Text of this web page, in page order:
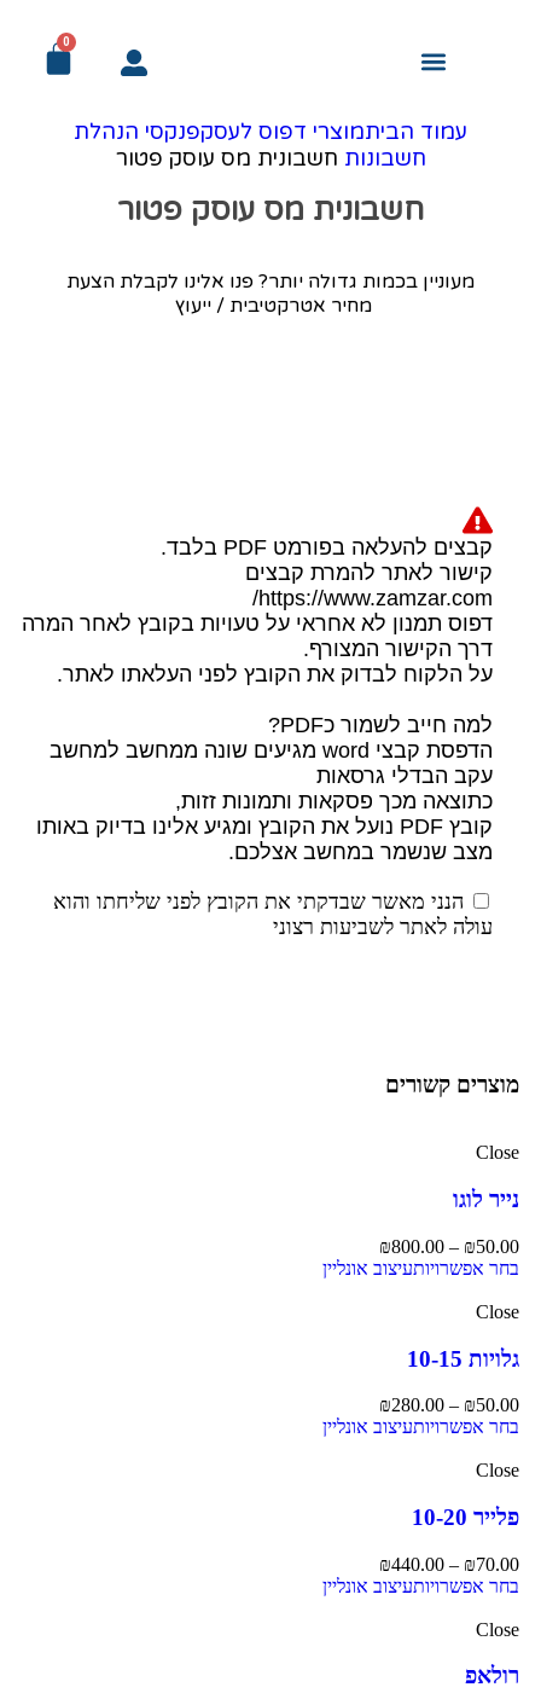
0
עמוד הביתמוצרי דפוס לעסקפנקסי הנהלת
חשבונות חשבונית מס עוסק פטור
חשבונית מס עוסק פטור
מעוניין בכמות גדולה יותר? פנו אלינו לקבלת הצעת
מחיר אטרקטיבית / ייעוץ
קבצים להעלאה בפורמט PDF בלבד.
קישור לאתר להמרת קבצים
https://www.zamzar.com/
דפוס תמנון לא אחראי על טעויות בקובץ לאחר המרה
דרך הקישור המצורף.
על הלקוח לבדוק את הקובץ לפני העלאתו לאתר.
למה חייב לשמור כPDF?
הדפסת קבצי word מגיעים שונה ממחשב למחשב
עקב הבדלי גרסאות
כתוצאה מכך פסקאות ותמונות זזות,
קובץ PDF נועל את הקובץ ומגיע אלינו בדיוק באותו
מצב שנשמר במחשב אצלכם.
הנני מאשר שבדקתי את הקובץ לפני שליחתו והוא
עולה לאתר לשביעות רצוני
מוצרים קשורים
Close
נייר לוגו
₪50.00
–
₪800.00
בחר אפשרויותעיצוב אונליין
Close
גלויות 10-15
₪50.00
–
₪280.00
בחר אפשרויותעיצוב אונליין
Close
פלייר 10-20
₪70.00
–
₪440.00
בחר אפשרויותעיצוב אונליין
Close
רולאפ